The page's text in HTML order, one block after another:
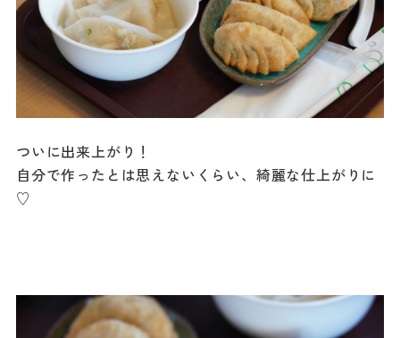
ついに出来上がり！
自分で作ったとは思えないくらい、綺麗な仕上がりに
♡